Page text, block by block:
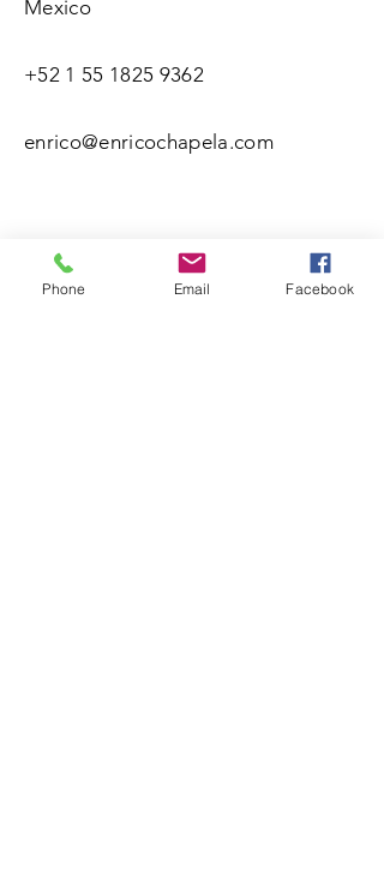
Mexico
+52 1 55 1825 9362
enrico@enricochapela.com
Phone Email Facebook